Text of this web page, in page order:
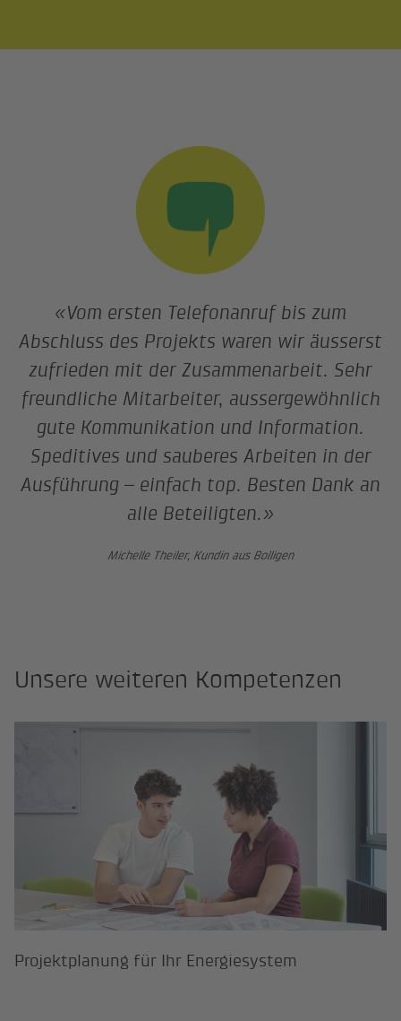
«Vom ersten Telefonanruf bis zum
Abschluss des Projekts waren wir äusserst
zufrieden mit der Zusammenarbeit. Sehr
freundliche Mitarbeiter, aussergewöhnlich
gute Kommunikation und Information.
Speditives und sauberes Arbeiten in der
Ausführung – einfach top. Besten Dank an
alle Beteiligten.»
Michelle Theiler, Kundin aus Bolligen
Unsere weiteren Kompetenzen
Projektplanung für Ihr
Projektplanung für Ihr Energiesystem